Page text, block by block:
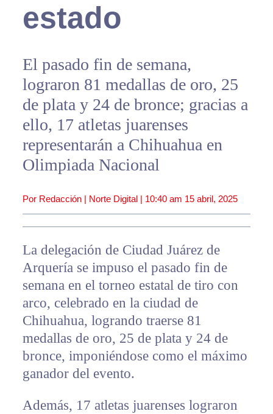
estado
El pasado fin de semana,
lograron 81 medallas de oro, 25
de plata y 24 de bronce; gracias a
ello, 17 atletas juarenses
representarán a Chihuahua en
Olimpiada Nacional
Por Redacción | Norte Digital | 10:40 am 15 abril, 2025
La delegación de Ciudad Juárez de
Arquería se impuso el pasado fin de
semana en el torneo estatal de tiro con
arco, celebrado en la ciudad de
Chihuahua, logrando traerse 81
medallas de oro, 25 de plata y 24 de
bronce, imponiéndose como el máximo
ganador del evento.
Además, 17 atletas juarenses lograron